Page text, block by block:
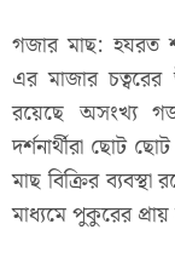
গজার মাছ: হযরত
এর মাজার
রয়েছে অসংখ্য
দর্শনার্থীরা ছোট
মাছ বিক্রির
মাধ্যমে পুকুরের